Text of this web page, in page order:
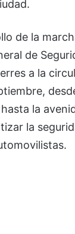
de la
de
a la
la
la